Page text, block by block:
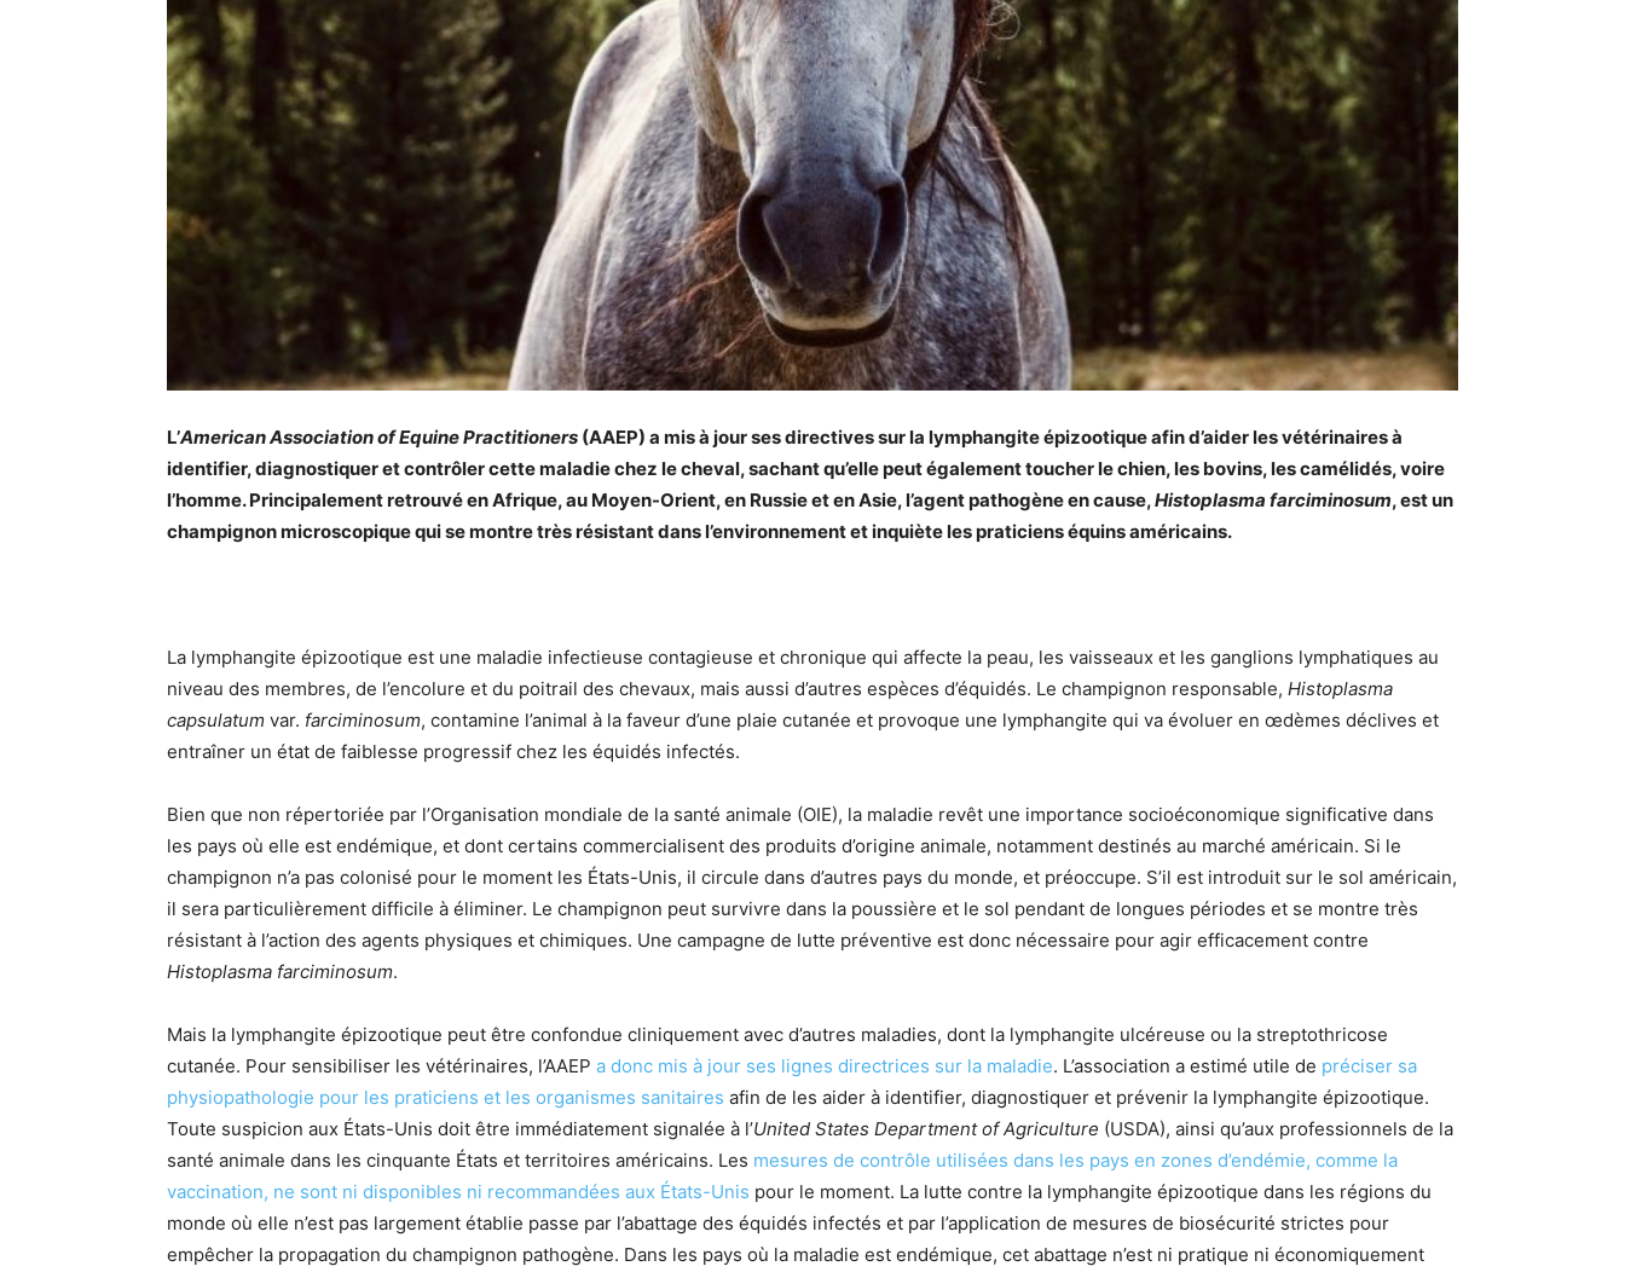
L’American Association of Equine Practitioners (AAEP) a mis à jour ses directives sur la lymphangite épizootique afin d’aider les vétérinaires à
identifier, diagnostiquer et contrôler cette maladie chez le cheval, sachant qu’elle peut également toucher le chien, les bovins, les camélidés, voire
l’homme. Principalement retrouvé en Afrique, au Moyen-Orient, en Russie et en Asie, l’agent pathogène en cause,Histoplasma farciminosum, est un
champignon microscopique qui se montre très résistant dans l’environnement et inquiète les praticiens équins américains.
La lymphangite épizootique est une maladie infectieuse contagieuse et chronique qui affecte la peau, les vaisseaux et les ganglions lymphatiques au
niveau des membres, de l’encolure et du poitrail des chevaux, mais aussi d’autres espèces d’équidés. Le champignon responsable, Histoplasma
capsulatum var. farciminosum, contamine l’animal à la faveur d’une plaie cutanée et provoque une lymphangite qui va évoluer en œdèmes déclives et
entraîner un état de faiblesse progressif chez les équidés infectés.
Bien que non répertoriée par l’Organisation mondiale de la santé animale (OIE), la maladie revêt une importance socioéconomique significative dans
les pays où elle est endémique, et dont certains commercialisent des produits d’origine animale, notamment destinés au marché américain. Si le
champignon n’a pas colonisé pour le moment les États-Unis, il circule dans d’autres pays du monde, et préoccupe. S’il est introduit sur le sol américain,
il sera particulièrement difficile à éliminer. Le champignon peut survivre dans la poussière et le sol pendant de longues périodes et se montre très
résistant à l’action des agents physiques et chimiques. Une campagne de lutte préventive est donc nécessaire pour agir efficacement contre
Histoplasma farciminosum.
Mais la lymphangite épizootique peut être confondue cliniquement avec d’autres maladies, dont la lymphangite ulcéreuse ou la streptothricose
cutanée. Pour sensibiliser les vétérinaires, l’AAEP a donc mis à jour ses lignes directrices sur la maladie. L’association a estimé utile de préciser sa
physiopathologie pour les praticiens et les organismes sanitaires afin de les aider à identifier, diagnostiquer et prévenir la lymphangite épizootique.
Toute suspicion aux États-Unis doit être immédiatement signalée à l’United States Department of Agriculture (USDA), ainsi qu’aux professionnels de la
santé animale dans les cinquante États et territoires américains. Les mesures de contrôle utilisées dans les pays en zones d’endémie, comme la
vaccination, ne sont ni disponibles ni recommandées aux États-Unis pour le moment. La lutte contre la lymphangite épizootique dans les régions du
monde où elle n’est pas largement établie passe par l’abattage des équidés infectés et par l’application de mesures de biosécurité strictes pour
empêcher la propagation du champignon pathogène. Dans les pays où la maladie est endémique, cet abattage n’est ni pratique ni économiquement